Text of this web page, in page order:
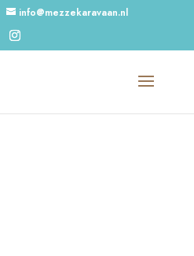
info@mezzekaravaan.nl